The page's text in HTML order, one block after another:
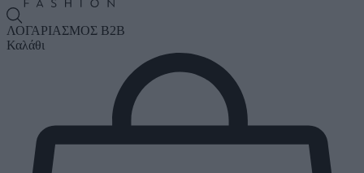
ΛΟΓΑΡΙΑΣΜΟΣ B2B
Καλάθι